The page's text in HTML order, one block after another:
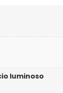
luminoso